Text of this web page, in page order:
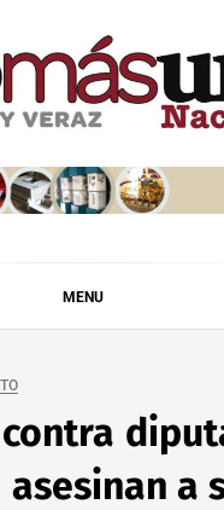
MENU
asesinan a